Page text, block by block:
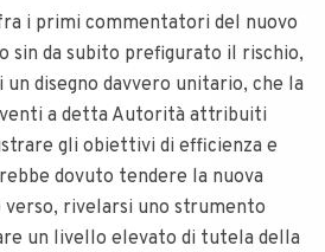
i primi commentatori del nuovo
sin da subito prefigurato il rischio,
un disegno davvero unitario, che la
a detta Autorità attribuiti
gli obiettivi di efficienza e
dovuto tendere la nuova
rivelarsi uno strumento
un livello elevato di tutela della